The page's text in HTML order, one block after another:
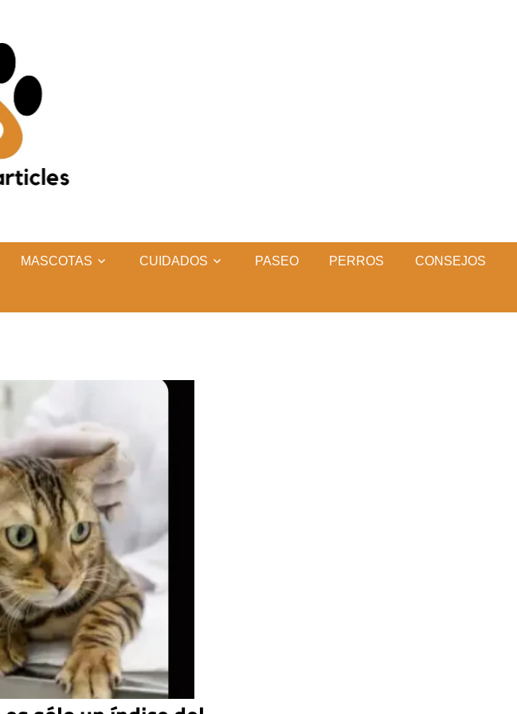
MASCOTAS CUIDADOS PASEO PERROS CONSEJOS